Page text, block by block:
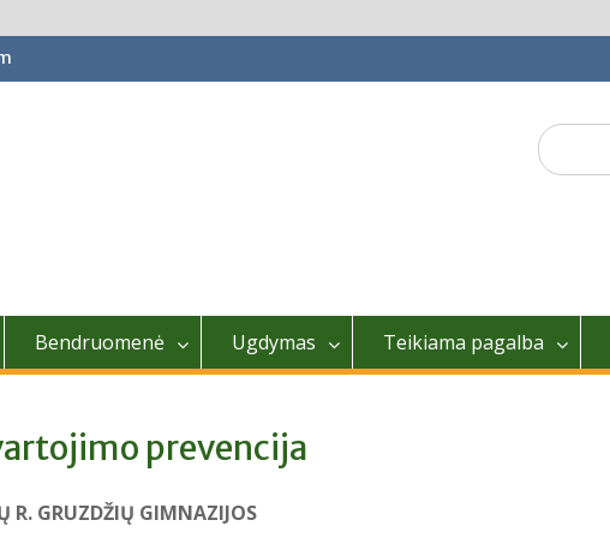
Search
for:
Bendruomenė Ugdymas Teikiama pagalba
prevencija
R. GRUZDŽIŲ GIMNAZIJOS